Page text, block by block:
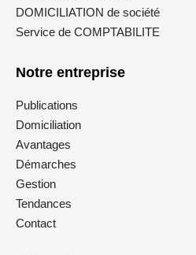
DOMICILIATION de société
Service de COMPTABILITE
Notre entreprise
Publications
Domiciliation
Avantages
Démarches
Gestion
Tendances
Contact